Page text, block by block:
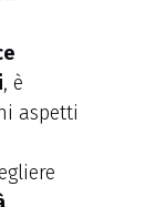
, è
aspetti
,